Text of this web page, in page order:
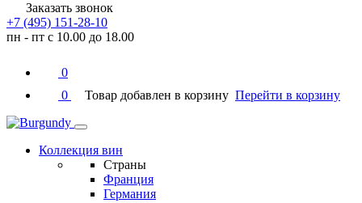
Заказать звонок
+7 (495) 151-28-10
пн - пт с 10.00 до 18.00
0
0
Товар добавлен в корзину Перейти в корзину
Коллекция вин
Страны
Франция
Германия